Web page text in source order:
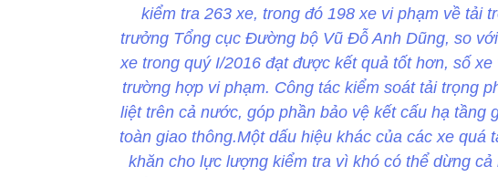
kiểm tra 263 xe, trong đó 198 xe vi phạm về tải
trưởng Tổng cục Đường bộ Vũ Đỗ Anh Dũng, so
xe trong quý I/2016 đạt được kết quả tốt hơn, số
trường hợp vi phạm. Công tác kiểm soát tải trọng
liệt trên cả nước, góp phần bảo vệ kết cấu hạ tầng
toàn giao thông.Một dấu hiệu khác của các xe quá
khăn cho lực lượng kiểm tra vì khó có thể dừng